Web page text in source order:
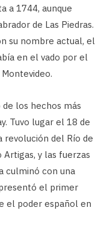
a 1744, aunque
de Las Piedras.
su nombre actual, el
en el vado por el
de los hechos más
Tuvo lugar el 18 de
revolución del Río de
Artigas, y las fuerzas
culminó con una
el primer
el poder español en